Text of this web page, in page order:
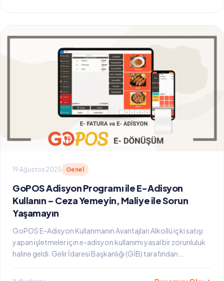
19 Ağustos 2025 Genel
GoPOS Adisyon Programı ile E-Adisyon
Kullanın – Ceza Yemeyin, Maliye ile Sorun
Yaşamayın
GoPOS E-Adisyon Kullanmanın Avantajları Alkollü içki satışı
yapan işletmeler için e-adisyon kullanımı yasal bir zorunluluk
haline geldi. Gelir İdaresi Başkanlığı (GİB) tarafından…